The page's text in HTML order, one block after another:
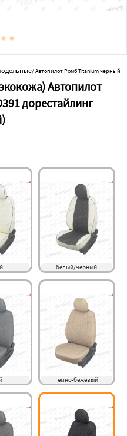
/Автопилот Ромб Titanium черный
Автопилот
дорестайлинг
белый/черный
темно-бежевый